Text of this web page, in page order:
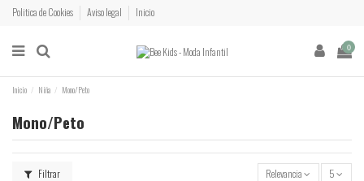
Politica de Cookies Aviso legal Inicio
0
Inicio Niña Mono/Peto
Mono/Peto
Filtrar Relevancia 5